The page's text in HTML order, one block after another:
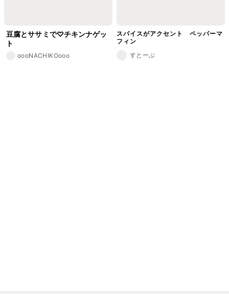
豆腐とササミで♡チキンナゲッ
ト
oooNACHIKOooo
スパイスがアクセント ペッパーマ
フィン
すとーぶ